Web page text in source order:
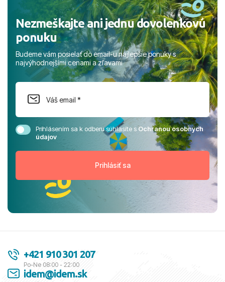
Nezmeškajte ani jednu dovolenkovú
ponuku
Budeme vám posielať do email-u najlepšie ponuky s
najvýhodnejšími cenami a zľavami
Prihlásením sa k odberu súhlasíte sOchranou osobných
údajov
+421 910 301 207
Po-Ne 08:00 - 22:00
idem@idem.sk